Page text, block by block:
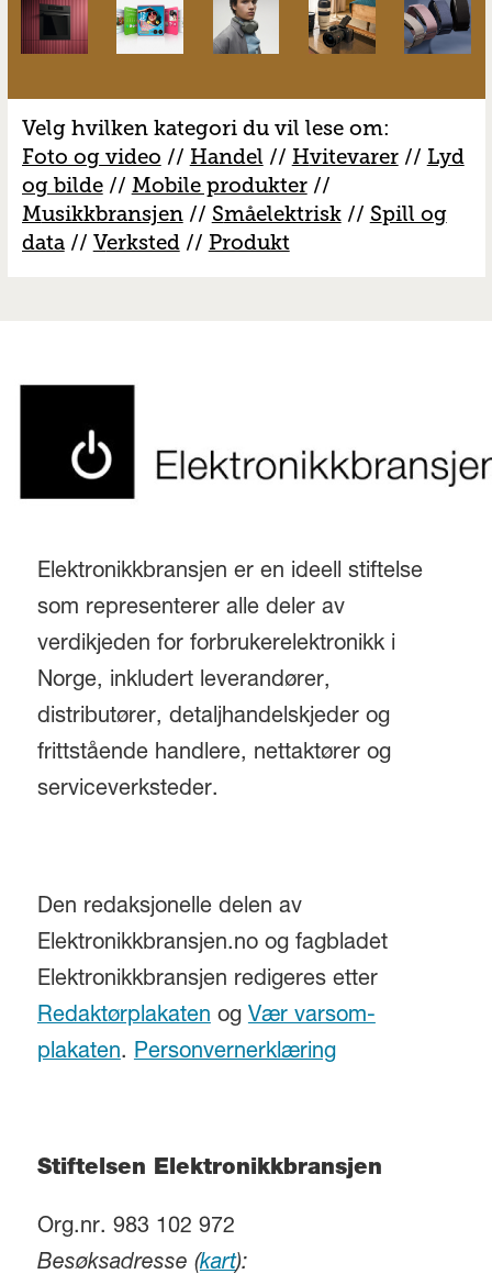
Velg hvilken kategori du vil lese om:
Foto og video // Handel // Hvitevarer// Lyd
og bilde// Mobile produkter//
Musikkbransjen// Småelektrisk// Spill og
data// Verksted// Produkt
Elektronikkbransjen er en ideell stiftelse
som representerer alle deler av
verdikjeden for forbrukerelektronikk i
Norge, inkludert leverandører,
distributører, detaljhandelskjeder og
frittstående handlere, nettaktører og
serviceverksteder.
Den redaksjonelle delen av
Elektronikkbransjen.no og fagbladet
Elektronikkbransjen redigeres etter
Redaktørplakaten og Vær varsom-
plakaten. Personvernerklæring
Stiftelsen Elektronikkbransjen
Org.nr. 983 102 972
Besøksadresse (kart):